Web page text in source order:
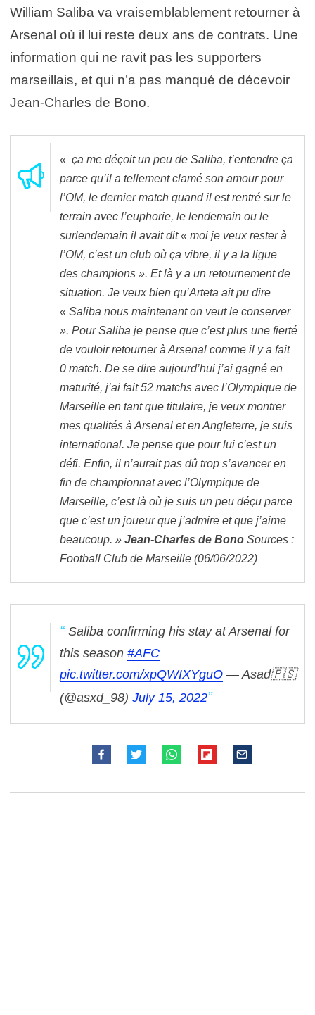
William Saliba va vraisemblablement retourner à
Arsenal où il lui reste deux ans de contrats. Une
information qui ne ravit pas les supporters
marseillais, et qui n’a pas manqué de décevoir
Jean-Charles de Bono.
« ça me déçoit un peu de Saliba, t’entendre ça
parce qu’il a tellement clamé son amour pour
l’OM, le dernier match quand il est rentré sur le
terrain avec l’euphorie, le lendemain ou le
surlendemain il avait dit « moi je veux rester à
l’OM, c’est un club où ça vibre, il y a la ligue
des champions ». Et là y a un retournement de
situation. Je veux bien qu’Arteta ait pu dire
« Saliba nous maintenant on veut le conserver
». Pour Saliba je pense que c’est plus une fierté
de vouloir retourner à Arsenal comme il y a fait
0 match. De se dire aujourd’hui j’ai gagné en
maturité, j’ai fait 52 matchs avec l’Olympique de
Marseille en tant que titulaire, je veux montrer
mes qualités à Arsenal et en Angleterre, je suis
international. Je pense que pour lui c’est un
défi. Enfin, il n’aurait pas dû trop s’avancer en
fin de championnat avec l’Olympique de
Marseille, c’est là où je suis un peu déçu parce
que c’est un joueur que j’admire et que j’aime
beaucoup. » Jean-Charles de Bono Sources :
Football Club de Marseille (06/06/2022)
Saliba confirming his stay at Arsenal for
this season #AFC
pic.twitter.com/xpQWIXYguO — Asad🇵🇸
(@asxd_98) July 15, 2022